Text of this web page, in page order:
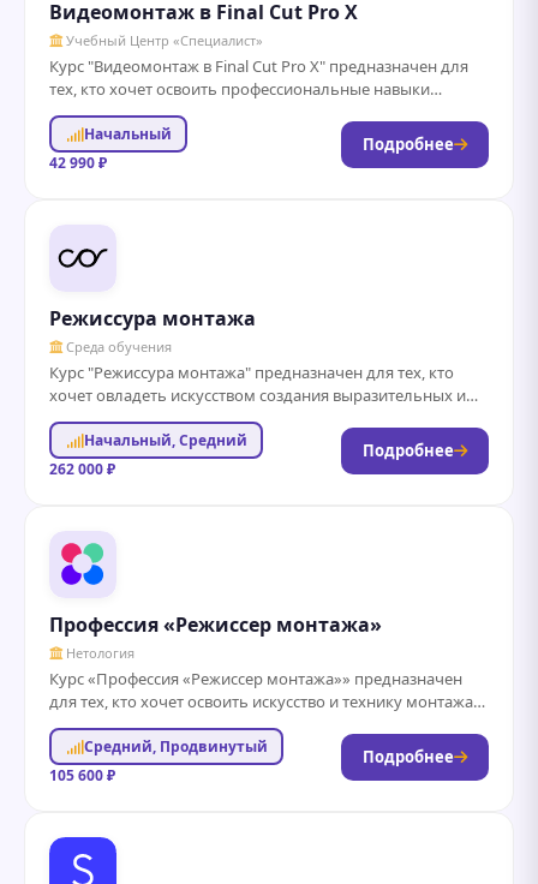
Видеомонтаж в Final Cut Pro X
Учебный Центр «Специалист»
Курс "Видеомонтаж в Final Cut Pro X" предназначен для
тех, кто хочет освоить профессиональные навыки
работы с популярной программой для...
Начальный
42 990 ₽
Подробнее
Режиссура монтажа
Среда обучения
Курс "Режиссура монтажа" предназначен для тех, кто
хочет овладеть искусством создания выразительных и
гармоничных видеоматериалов. В рамках обучения
студенты познакомятся...
Начальный, Средний
262 000 ₽
Подробнее
Профессия «Режиссер монтажа»
Нетология
Курс «Профессия «Режиссер монтажа»» предназначен
для тех, кто хочет освоить искусство и технику монтажа
видеоматериалов. В рамках обучения студенты
познакомятся...
Средний, Продвинутый
105 600 ₽
Подробнее